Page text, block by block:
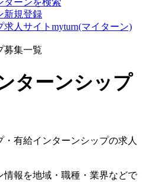
新規登録
人サイトmyturn(マイターン)
募集一覧
ターンシップ
有給インターンシップの求人
情報を地域・職種・業界などで